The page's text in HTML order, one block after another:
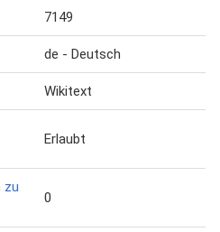
7149
de - Deutsch
Wikitext
Erlaubt
zu
0